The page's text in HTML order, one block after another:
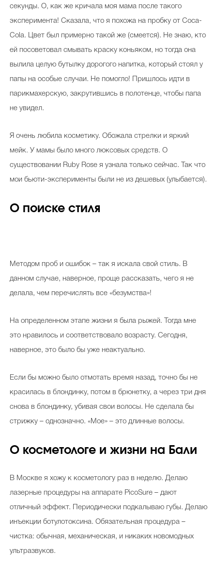
секунды. О, как же кричала моя мама после такого
эксперимента! Сказала, что я похожа на пробку от Coca-
Cola. Цвет был примерно такой же (смеется). Не знаю, кто
ей посоветовал смывать краску коньяком, но тогда она
вылила целую бутылку дорогого напитка, который стоял у
папы на особые случаи. Не помогло! Пришлось идти в
парикмахерскую, закрутившись в полотенце, чтобы папа
не увидел.
Я очень любила косметику. Обожала стрелки и яркий
мейк. У мамы было много люксовых средств. О
существовании Ruby Rose я узнала только сейчас. Так что
мои бьюти-эксперименты были не из дешевых (улыбается).
О поиске стиля
Методом проб и ошибок – так я искала свой стиль. В
данном случае, наверное, проще рассказать, чего я не
делала, чем перечислять все «безумства»!
На определенном этапе жизни я была рыжей. Тогда мне
это нравилось и соответствовало возрасту. Сегодня,
наверное, это было бы уже неактуально.
Если бы можно было отмотать время назад, точно бы не
красилась в блондинку, потом в брюнетку, а через три дня
снова в блондинку, убивая свои волосы. Не сделала бы
стрижку – однозначно. «Мое» – это длинные волосы.
О косметологе и жизни на Бали
В Москве я хожу к косметологу раз в неделю. Делаю
лазерные процедуры на аппарате PicoSure – дают
отличный эффект. Периодически подкалываю губы. Делаю
инъекции ботулотоксина. Обязательная процедура –
чистка: обычная, механическая, и никаких новомодных
ультразвуков.